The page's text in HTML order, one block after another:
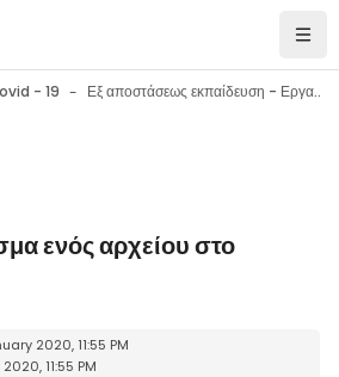
- 19 Εξ αποστάσεως εκπαίδευση - Εργαλεία επικοινωνίας - Εργαλεία συνεργασίας - Συμβουλές
ενός αρχείου στο
2020, 11:55 PM
11:55 PM